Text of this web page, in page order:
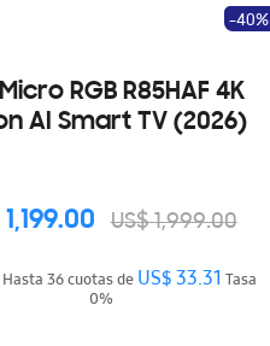
RGB R85HAF 4K
AI Smart TV (2026)
US$ 1,999.00
-40%
Hasta 36 cuotas deUS$ 33.31 Tasa
0%